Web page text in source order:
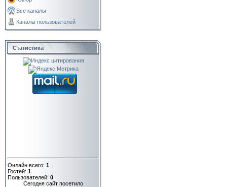
Все каналы
Каналы пользователей
Статистика
Онлайн всего: 1
Гостей: 1
Пользователей: 0
Сегодня сайт посетило